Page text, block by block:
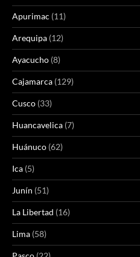
Apurimac (11)
Arequipa (12)
Ayacucho (8)
Cajamarca (129)
Cusco (33)
Huancavelica (7)
Huánuco (62)
Ica (5)
Junín (51)
La Libertad (16)
Lima (58)